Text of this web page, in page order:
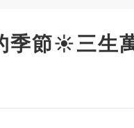
季節☀️三生